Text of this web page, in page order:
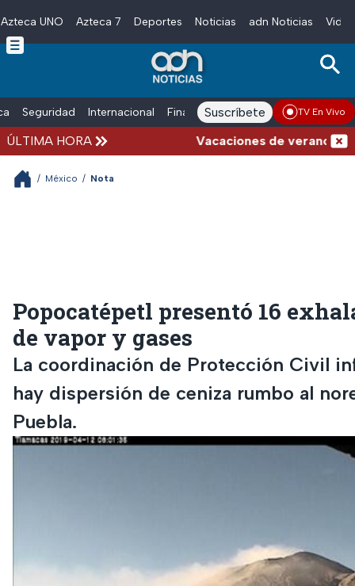
Skip to main content
Azteca UNO Azteca 7 Deportes Noticias adn Noticias
Seguridad Internacional Finanzas adn Noticias Radio
Suscríbete TV En Vivo
ÚLTIMA HORA Vacaciones de verano
/ México / Nota
Popocatépetl presentó 16
de vapor y gases
La coordinación de Protección Civil
hay dispersión de ceniza rumbo al
Puebla.